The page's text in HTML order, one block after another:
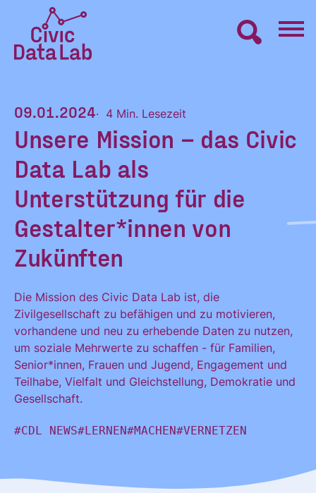
Inhalt
springen
Lab
Startseite
LERNEN
MACHEN
BLOG
ÜBER UNS
KONTAKT
09.01.2024 4 Min. Lesezeit
Unsere Mission – das Civic
Data Lab als
Unterstützung für die
Gestalter*innen von
Zukünften
Die Mission des Civic Data Lab ist, die
Zivilgesellschaft zu befähigen und zu motivieren,
vorhandene und neu zu erhebende Daten zu nutzen,
um soziale Mehrwerte zu schaffen - für Familien,
Senior*innen, Frauen und Jugend, Engagement und
Teilhabe, Vielfalt und Gleichstellung, Demokratie und
Gesellschaft.
#CDL NEWS#LERNEN#MACHEN#VERNETZEN